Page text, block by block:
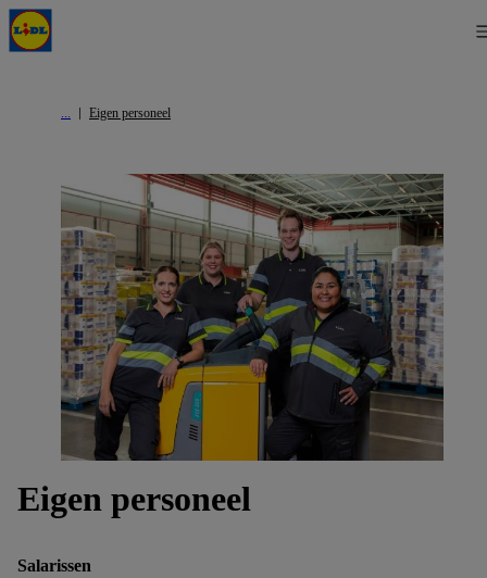
Eigen personeel
Eigen personeel
Salarissen